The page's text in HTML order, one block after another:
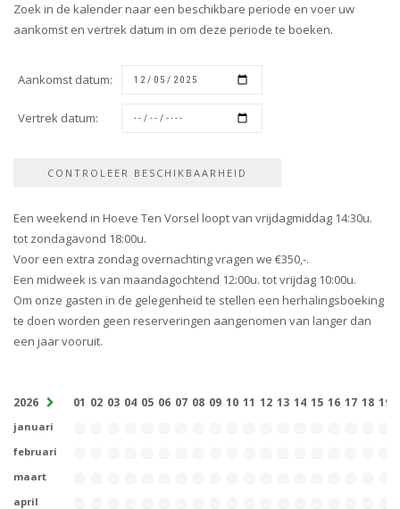
Zoek in de kalender naar een beschikbare periode en voer uw
aankomst en vertrek datum in om deze periode te boeken.
Aankomst datum:
Vertrek datum:
Een weekend in Hoeve Ten Vorsel loopt van vrijdagmiddag 14:30u.
tot zondagavond 18:00u.
Voor een extra zondag overnachting vragen we €350,-.
Een midweek is van maandagochtend 12:00u. tot vrijdag 10:00u.
Om onze gasten in de gelegenheid te stellen een herhalingsboeking
te doen worden geen reserveringen aangenomen van langer dan
een jaar vooruit.
2026 01 02 03 04 05 06 07 08 09 10 11 12 13 14 15 16 17 18 19
januari
februari
maart
april